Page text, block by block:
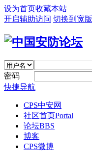
设为首页收藏本站
开启辅助访问 切换到宽版
密码
快捷导航
CPS中安网
社区首页Portal
论坛BBS
博客
CPS微博